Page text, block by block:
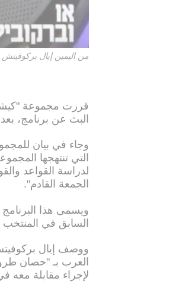
من اليمين إيال بركوفيتش
قررت مجموعة
البث عن برنامج،
وجاء في بيان
التي تنتهجها
لدراسة القواعد
الجمعة القادم".
ويسمى هذا البرنامج
السابق في المنتخب
ووصف إيال
العرب بـ "حصان
لإجراء مقابلة معه